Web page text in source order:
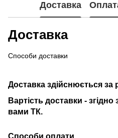
Доставка
Доставка
Способи доставки
Доставка здійснюється за
Вартість доставки -
вами ТК.
Способи оплати